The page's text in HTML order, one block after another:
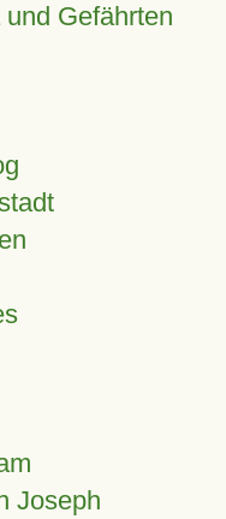
Gefährten
Joseph